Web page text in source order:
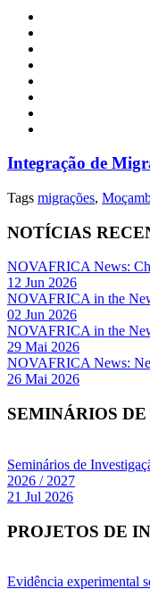
Integração de
Tags migrações,
NOTÍCIAS
NOVAFRICA News:
12 Jun 2026
NOVAFRICA in the
02 Jun 2026
NOVAFRICA in the
29 Mai 2026
NOVAFRICA News:
26 Mai 2026
SEMINÁRIOS
Seminários de
2026 / 2027
21 Jul 2026
PROJETOS DE
Evidência experimental